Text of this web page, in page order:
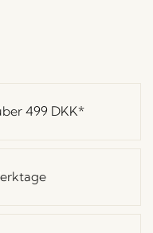
499 DKK*